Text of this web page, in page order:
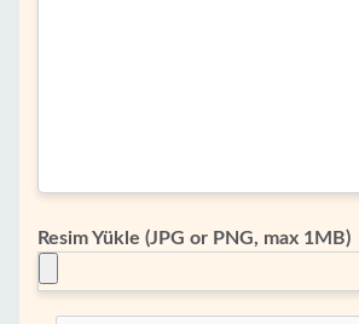
Resim Yükle (JPG or PNG, max 1MB)